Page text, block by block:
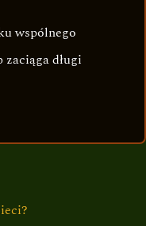
wspólnego
długi